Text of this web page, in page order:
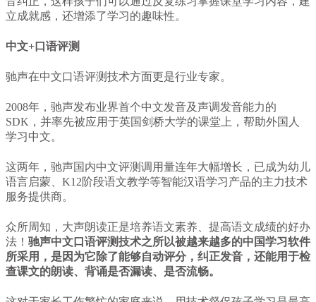
立成就感，还增添了学习的趣味性。
中文+口语评测
驰声在中文口语评测技术方面更是行业专家。
2008年，驰声发布业界首个中文发音及声调发音能力的
SDK，并率先被应用于英国剑桥大学的课堂上，帮助外国人
学习中文。
这两年，驰声国内中文评测调用量连年大幅增长，已成为幼儿
语言启蒙、K12阶段语文教学等智能汉语学习产品的主力技术
服务提供商。
众所周知，大声朗读正是培养语文素养、提高语文成绩的好办
法！ 驰声中文口语评测技术之所以被越来越多的中国学习软件
所采用，是因为它除了能够自动评分，纠正发音，还能用于检
查课文的朗读、背诵是否漏读、是否流畅。